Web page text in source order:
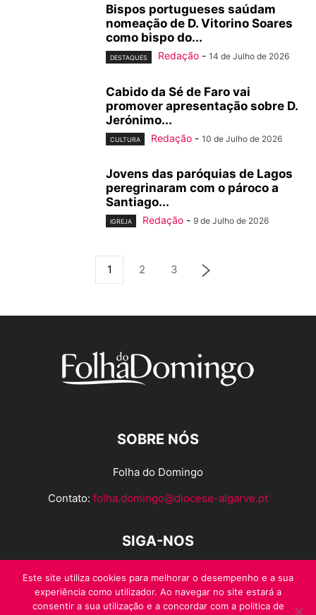
Bispos portugueses saúdam
nomeação de D. Vitorino Soares
como bispo do...
DESTAQUES Redação - 14 de Julho de 2026
Cabido da Sé de Faro vai
promover apresentação sobre D.
Jerónimo...
CULTURA Redação - 10 de Julho de 2026
Jovens das paróquias de Lagos
peregrinaram com o pároco a
Santiago...
IGREJA Redação - 9 de Julho de 2026
1 2 3
SOBRE NÓS
Folha do Domingo
Contato: folha.domingo@diocese-algarve.pt
SIGA-NOS
Este site utiliza cookies para melhorar o desempenho e a sua
experiência como utilizador. Ao navegar no site estará a
consentir a sua utilização e a concordar com a politica de